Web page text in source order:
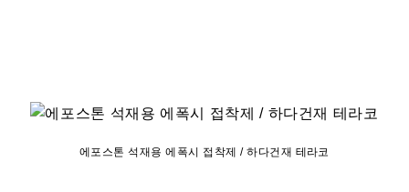
에포스톤 석재용 에폭시 접착제 / 하다건재 테라코